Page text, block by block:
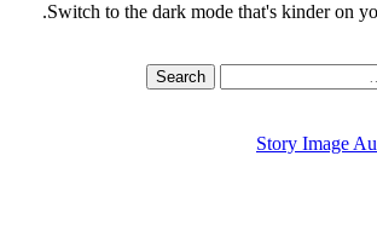
Switch to the dark mode that's kinder on
Search
Story Image